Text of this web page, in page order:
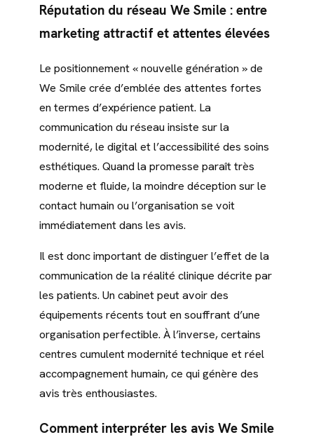
Réputation du réseau We Smile : entre
marketing attractif et attentes élevées
Le positionnement « nouvelle génération » de
We Smile crée d’emblée des attentes fortes
en termes d’expérience patient. La
communication du réseau insiste sur la
modernité, le digital et l’accessibilité des soins
esthétiques. Quand la promesse paraît très
moderne et fluide, la moindre déception sur le
contact humain ou l’organisation se voit
immédiatement dans les avis.
Il est donc important de distinguer l’effet de la
communication de la réalité clinique décrite par
les patients. Un cabinet peut avoir des
équipements récents tout en souffrant d’une
organisation perfectible. À l’inverse, certains
centres cumulent modernité technique et réel
accompagnement humain, ce qui génère des
avis très enthousiastes.
Comment interpréter les avis We Smile